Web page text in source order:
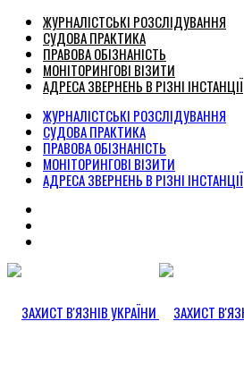
ЖУРНАЛІСТСЬКІ РОЗСЛІДУВАННЯ
СУДОВА ПРАКТИКА
ПРАВОВА ОБІЗНАНІСТЬ
МОНІТОРИНГОВІ ВІЗИТИ
АДРЕСА ЗВЕРНЕНЬ В РІЗНІ ІНСТАНЦІЇ
ЖУРНАЛІСТСЬКІ РОЗСЛІДУВАННЯ
СУДОВА ПРАКТИКА
ПРАВОВА ОБІЗНАНІСТЬ
МОНІТОРИНГОВІ ВІЗИТИ
АДРЕСА ЗВЕРНЕНЬ В РІЗНІ ІНСТАНЦІЇ